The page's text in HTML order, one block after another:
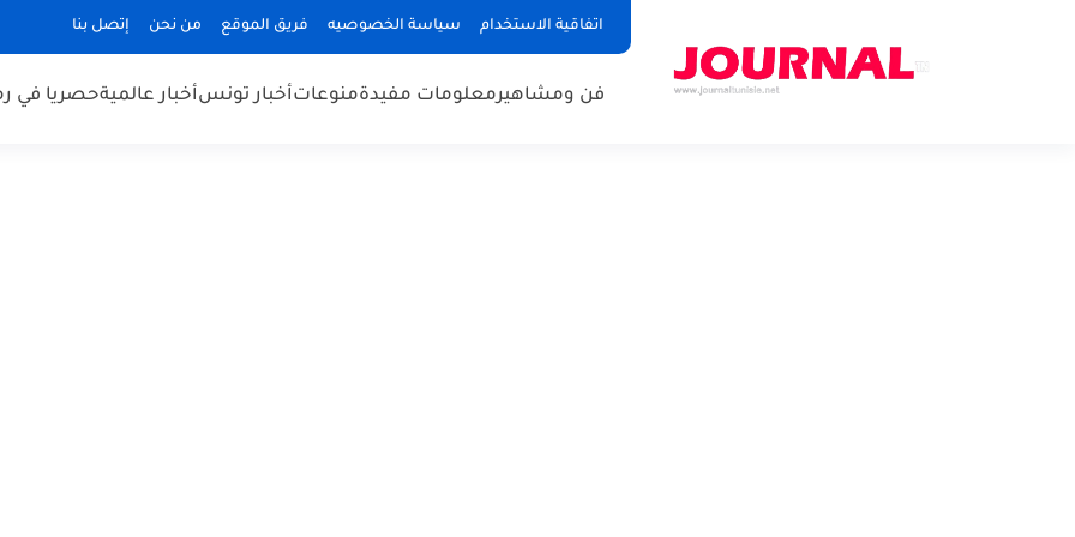
اتفاقية الاستخدام سياسة الخصوصيه فريق الموقع من نحن إتصل بنا
فن ومشاهيرمعلومات مفيدةمنوعاتأخبار تونسأخبار عالميةحصريا في